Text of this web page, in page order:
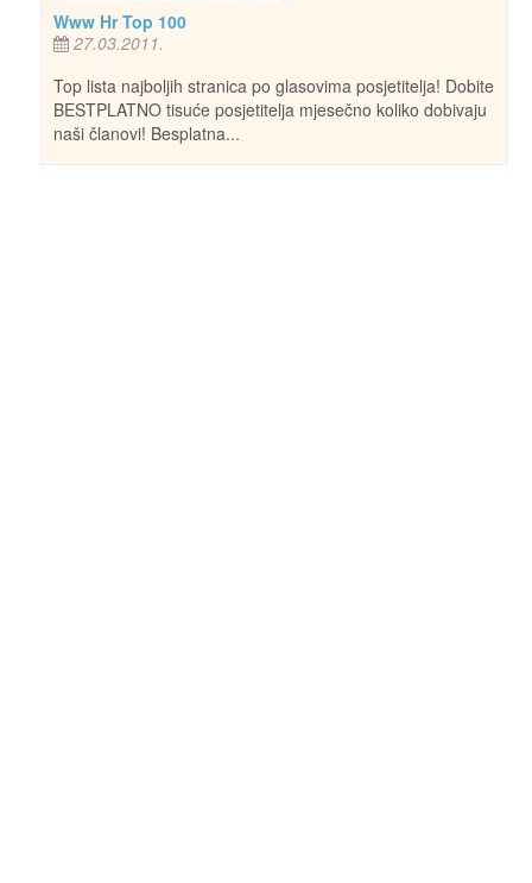
Www Hr Top 100
27.03.2011.
Top lista najboljih stranica po glasovima posjetitelja! Dobite
BESTPLATNO tisuće posjetitelja mjesečno koliko dobivaju
naši članovi! Besplatna...